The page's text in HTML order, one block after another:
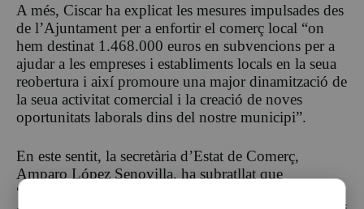
A més, Ciscar ha explicat les mesures impulsades des
de l’Ajuntament per a enfortir el comerç local “on
hem destinat 1.468.000 euros en subvencions per a
ajudar a les empreses i establiments locals en la seua
reobertura i així promoure una major dinamització de
la seua activitat comercial i la creació de noves
oportunitats laborals dins del nostre municipi”.
En este sentit, la secretària d’Estat de Comerç,
Amparo López Senovilla, ha subratllat que
“continuem fent costat al teixit empresarial i